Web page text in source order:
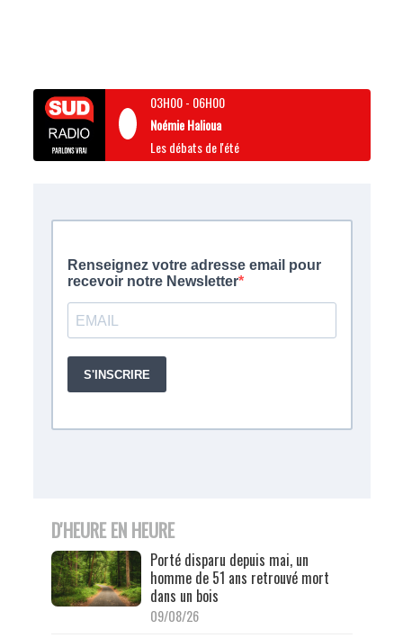
03H00- 06H00
Noémie Halioua
Les débats de l'été
D'HEURE EN HEURE
Porté disparu depuis mai, un
homme de 51 ans retrouvé mort
dans un bois
09/08/26